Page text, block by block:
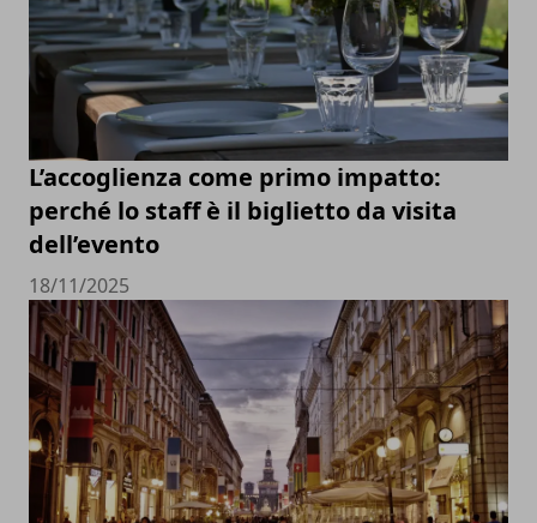
L’accoglienza come primo impatto:
perché lo staff è il biglietto da visita
dell’evento
18/11/2025